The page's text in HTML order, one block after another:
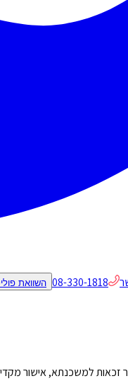
08-330-1818 השוואת
זכאות למשכנתא, אישור